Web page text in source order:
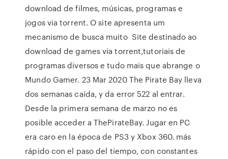
download de filmes, músicas, programas e
jogos via torrent. O site apresenta um
mecanismo de busca muito Site destinado ao
download de games via torrent,tutoriais de
programas diversos e tudo mais que abrange o
Mundo Gamer. 23 Mar 2020 The Pirate Bay lleva
dos semanas caída, y da error 522 al entrar.
Desde la primera semana de marzo no es
posible acceder a ThePirateBay. Jugar en PC
era caro en la época de PS3 y Xbox 360. más
rápido con el paso del tiempo, con constantes